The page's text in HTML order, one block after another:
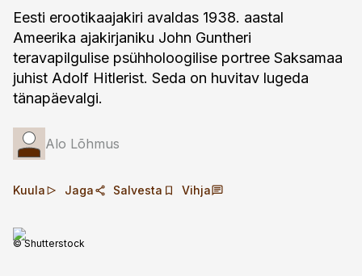
Eesti erootikaajakiri avaldas 1938. aastal
Ameerika ajakirjaniku John Guntheri
teravapilgulise psühholoogilise portree Saksamaa
juhist Adolf Hitlerist. Seda on huvitav lugeda
tänapäevalgi.
Alo Lõhmus
Kuula Jaga Salvesta Vihja
© Shutterstock